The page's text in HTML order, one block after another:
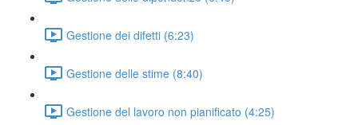
Gestione dei difetti (6:23)
Gestione delle stime (8:40)
Gestione del lavoro non pianificato (4:25)